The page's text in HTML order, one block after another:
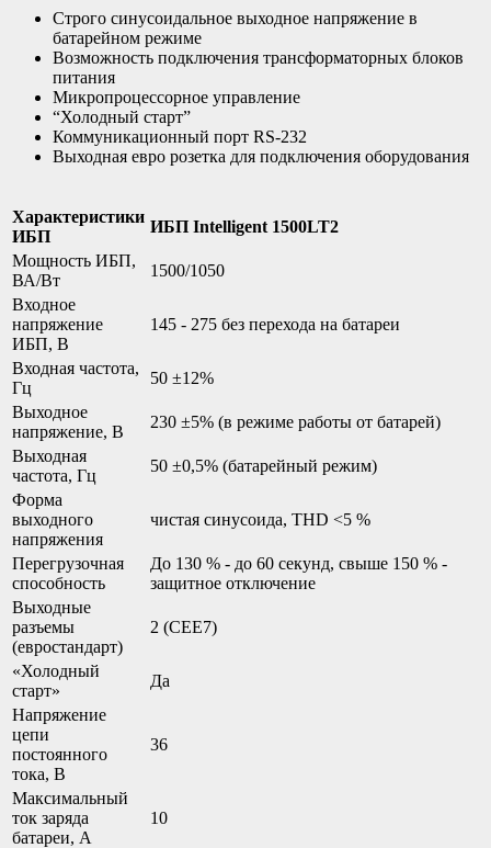
Строго синусоидальное выходное напряжение в
батарейном режиме
Возможность подключения трансформаторных блоков
питания
Микропроцессорное управление
“Холодный старт”
Коммуникационный порт RS-232
Выходная евро розетка для подключения оборудования
Характеристики
ИБП
ИБП Intelligent 1500LT2
Мощность ИБП,
ВА/Вт
1500/1050
Входное
напряжение
ИБП, В
145 - 275 без перехода на батареи
Входная частота,
Гц
50 ±12%
Выходное
напряжение, В
230 ±5% (в режиме работы от батарей)
Выходная
частота, Гц
50 ±0,5% (батарейный режим)
Форма
выходного
напряжения
чистая синусоида, THD <5 %
Перегрузочная
способность
До 130 % - до 60 секунд, свыше 150 % -
защитное отключение
Выходные
разъемы
(евростандарт)
2 (CEE7)
«Холодный
старт»
Да
Напряжение
цепи
постоянного
тока, В
36
Максимальный
ток заряда
батареи, А
10